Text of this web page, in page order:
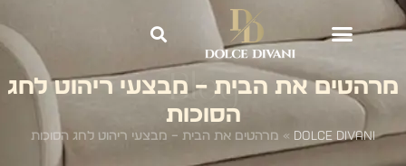
Blog
מרהטים את הבית – מבצעי ריהוט לחג
הסוכות
Dolce Divani
» מרהטים את הבית – מבצעי ריהוט לחג הסוכות